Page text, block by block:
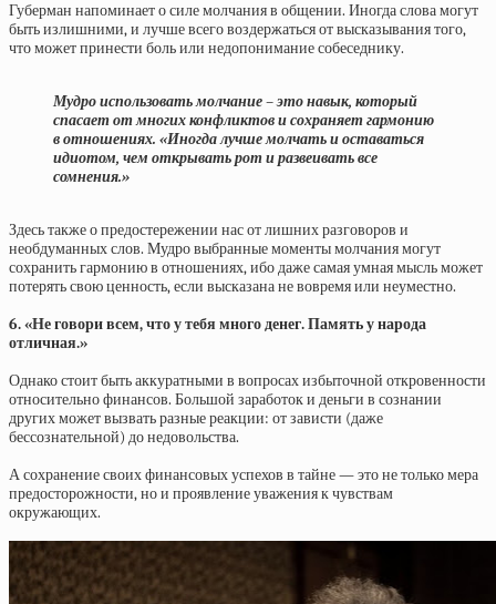
Губерман напоминает о силе молчания в общении. Иногда слова могут
быть излишними, и лучше всего воздержаться от высказывания того,
что может принести боль или недопонимание собеседнику.
Мудро использовать молчание – это навык, который
спасает от многих конфликтов и сохраняет гармонию
в отношениях. «Иногда лучше молчать и оставаться
идиотом, чем открывать рот и развеивать все
сомнения.»
Здесь также о предостережении нас от лишних разговоров и
необдуманных слов. Мудро выбранные моменты молчания могут
сохранить гармонию в отношениях, ибо даже самая умная мысль может
потерять свою ценность, если высказана не вовремя или неуместно.
6. «Не говори всем, что у тебя много денег. Память у народа
отличная.»
Однако стоит быть аккуратными в вопросах избыточной откровенности
относительно финансов. Большой заработок и деньги в сознании
других может вызвать разные реакции: от зависти (даже
бессознательной) до недовольства.
А сохранение своих финансовых успехов в тайне — это не только мера
предосторожности, но и проявление уважения к чувствам
окружающих.